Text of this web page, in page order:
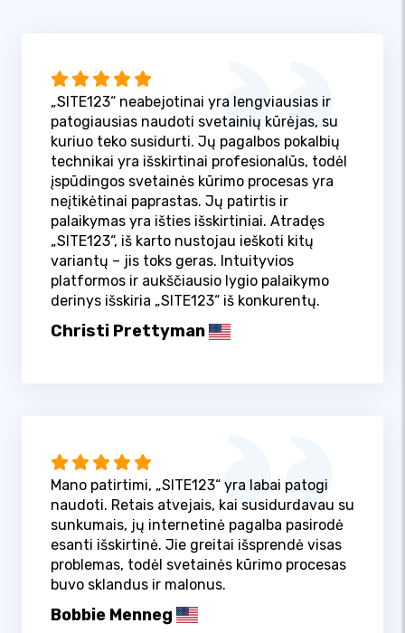
„SITE123“ neabejotinai yra lengviausias ir
patogiausias naudoti svetainių kūrėjas, su
kuriuo teko susidurti. Jų pagalbos pokalbių
technikai yra išskirtinai profesionalūs, todėl
įspūdingos svetainės kūrimo procesas yra
neįtikėtinai paprastas. Jų patirtis ir
palaikymas yra išties išskirtiniai. Atradęs
„SITE123“, iš karto nustojau ieškoti kitų
variantų – jis toks geras. Intuityvios
platformos ir aukščiausio lygio palaikymo
derinys išskiria „SITE123“ iš konkurentų.
Christi Prettyman
Mano patirtimi, „SITE123“ yra labai patogi
naudoti. Retais atvejais, kai susidurdavau su
sunkumais, jų internetinė pagalba pasirodė
esanti išskirtinė. Jie greitai išsprendė visas
problemas, todėl svetainės kūrimo procesas
buvo sklandus ir malonus.
Bobbie Menneg